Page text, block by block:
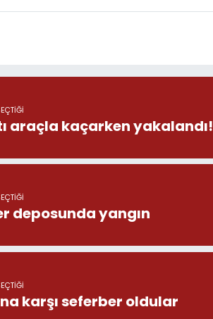
araçla kaçarken yakalandı!
deposunda yangın
karşı seferber oldular